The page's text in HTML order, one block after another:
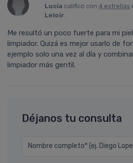
Lucía calificó con 4 estrellas
Leloir.
Me resultó un poco fuerte para mi
limpiador. Quizá es mejor usarlo de
ejemplo solo una vez al día y
limpiador más gentil.
Déjanos tu consulta
Nombre completo* (ej. Diego